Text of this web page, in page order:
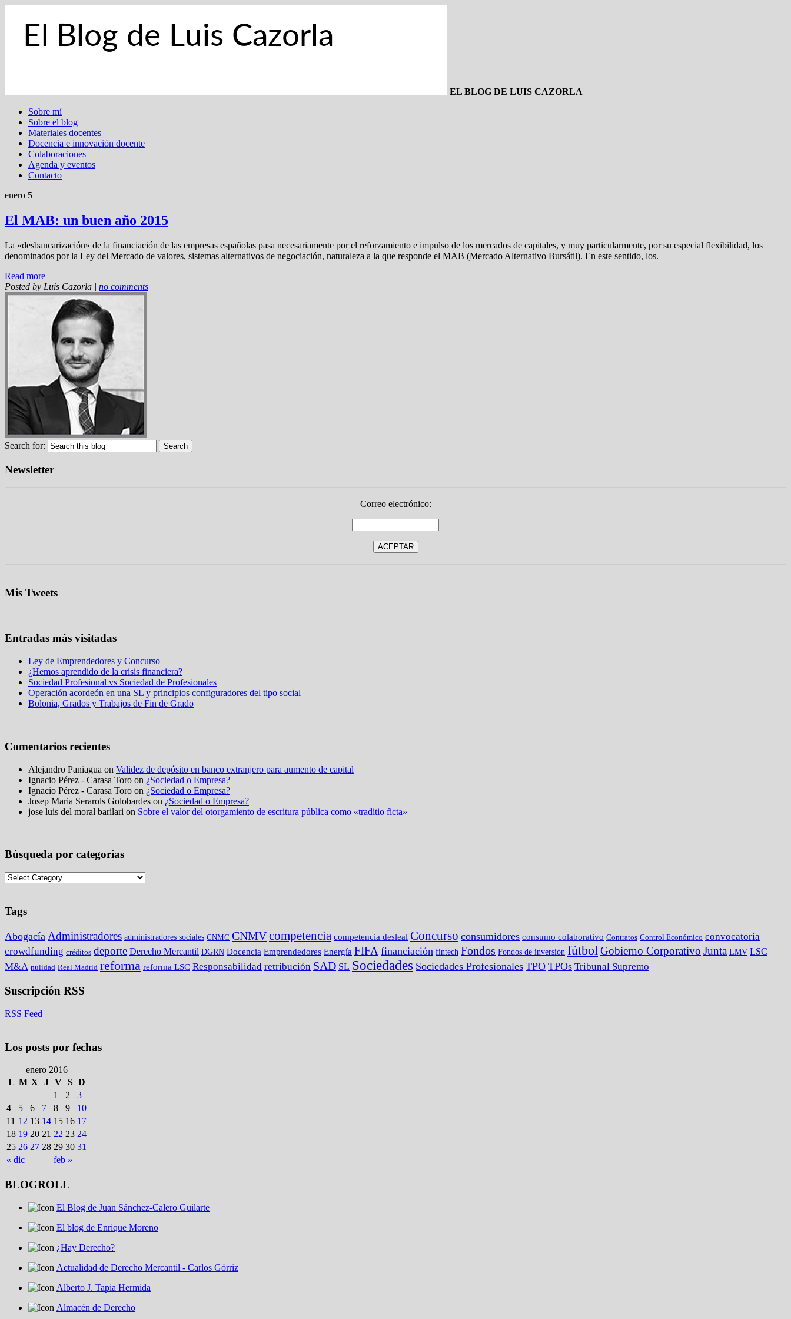
EL BLOG DE LUIS CAZORLA
Sobre mí
Sobre el blog
Materiales docentes
Docencia e innovación docente
Colaboraciones
Agenda y eventos
Contacto
enero 5
El MAB: un buen año 2015
La «desbancarización» de la financiación de las empresas españolas pasa necesariamente por el reforzamiento e impulso de los mercados de capitales, y muy particularmente, por su especial flexibilidad, los
denominados por la Ley del Mercado de valores, sistemas alternativos de negociación, naturaleza a la que responde el MAB (Mercado Alternativo Bursátil). En este sentido, los.
Read more
Posted by Luis Cazorla | no comments
Search for:
Newsletter
Correo electrónico:
Mis Tweets
Entradas más visitadas
Ley de Emprendedores y Concurso
¿Hemos aprendido de la crisis financiera?
Sociedad Profesional vs Sociedad de Profesionales
Operación acordeón en una SL y principios configuradores del tipo social
Bolonia, Grados y Trabajos de Fin de Grado
Comentarios recientes
Alejandro Paniagua on Validez de depósito en banco extranjero para aumento de capital
Ignacio Pérez - Carasa Toro on ¿Sociedad o Empresa?
Ignacio Pérez - Carasa Toro on ¿Sociedad o Empresa?
Josep Maria Serarols Golobardes on ¿Sociedad o Empresa?
jose luis del moral barilari on Sobre el valor del otorgamiento de escritura pública como «traditio ficta»
Búsqueda por categorías
Tags
Abogacía Administradores administradores sociales CNMC CNMVcompetencia competencia desleal Concurso consumidores consumo colaborativo Contratos Control Económico convocatoria
crowdfunding créditos deporte Derecho Mercantil DGRN Docencia Emprendedores Energía FIFA financiación fintech Fondos Fondos de inversión fútbolGobierno Corporativo Junta LMV LSC
M&A nulidad Real Madrid reforma reforma LSC Responsabilidad retribución SAD SL Sociedades Sociedades Profesionales TPO TPOs Tribunal Supremo
Suscripción RSS
RSS Feed
Los posts por fechas
enero 2016
L M X J V S D
« dic feb »
1 2
3
4
5 6 7 8 9
10
11 12 13 14 15 16 17
18 19 20 21 22 23 24
25 26 27 28 29 30 31
BLOGROLL
El Blog de Juan Sánchez-Calero Guilarte
El blog de Enrique Moreno
¿Hay Derecho?
Actualidad de Derecho Mercantil - Carlos Górriz
Alberto J. Tapia Hermida
Almacén de Derecho